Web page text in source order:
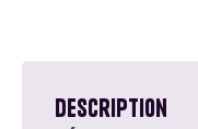
Description